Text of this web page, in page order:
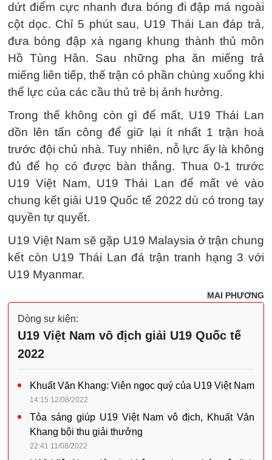
dứt điểm cực nhanh đưa bóng đi đập má ngoài
cột dọc. Chỉ 5 phút sau, U19 Thái Lan đáp trả,
đưa bóng đập xà ngang khung thành thủ môn
Hồ Tùng Hân. Sau những pha ăn miếng trả
miếng liên tiếp, thế trận có phần chùng xuống khi
thể lực của các cầu thủ trẻ bị ảnh hưởng.
Trong thế không còn gì để mất, U19 Thái Lan
dồn lên tấn công để giữ lại ít nhất 1 trận hoà
trước đội chủ nhà. Tuy nhiên, nỗ lực ấy là không
đủ để họ có được bàn thắng. Thua 0-1 trước
U19 Việt Nam, U19 Thái Lan để mất vé vào
chung kết giải U19 Quốc tế 2022 dù có trong tay
quyền tự quyết.
U19 Việt Nam sẽ gặp U19 Malaysia ở trận chung
kết còn U19 Thái Lan đá trận tranh hạng 3 với
U19 Myanmar.
MAI PHƯƠNG
Dòng sự kiện:
U19 Việt Nam vô địch giải U19 Quốc tế
2022
Khuất Văn Khang: Viên ngọc quý của U19 Việt Nam
14:15 12/08/2022
Tỏa sáng giúp U19 Việt Nam vô địch, Khuất Văn
Khang bội thu giải thưởng
22:41 11/08/2022